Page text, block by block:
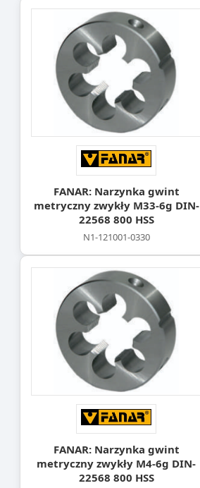
FANAR: Narzynka gwint
metryczny zwykły M33-6g DIN-
22568 800 HSS
N1-121001-0330
FANAR: Narzynka gwint
metryczny zwykły M4-6g DIN-
22568 800 HSS